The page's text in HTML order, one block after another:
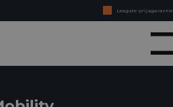
Laagste prijsgarantie
Online kopen, niet goed geld terug
Financial lease - Soepele acceptatie